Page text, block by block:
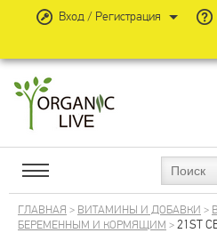
ГЛАВНАЯ > ВИТАМИНЫ И ДОБАВКИ >
БЕРЕМЕННЫМ И КОРМЯЩИМ >21ST
Вход / Регистрация